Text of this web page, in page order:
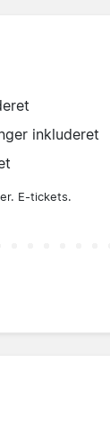
inkluderet
E-tickets.